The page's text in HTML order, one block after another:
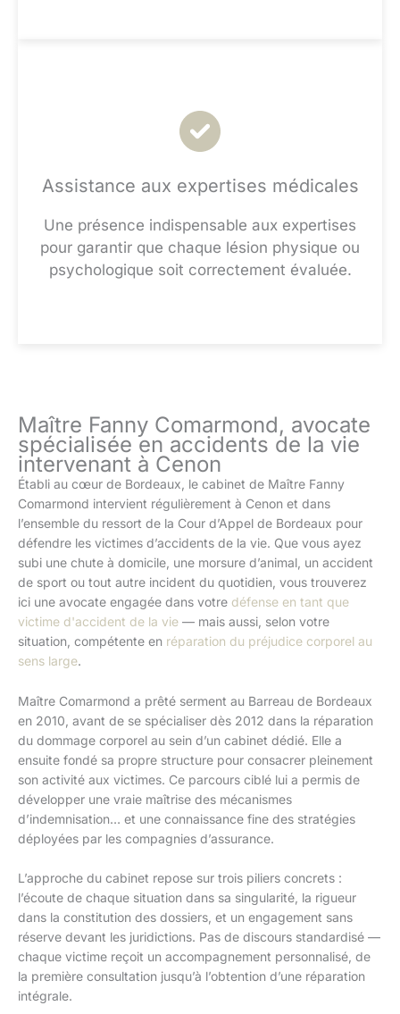
Assistance aux expertises médicales
Une présence indispensable aux expertises
pour garantir que chaque lésion physique ou
psychologique soit correctement évaluée.
Maître Fanny Comarmond, avocate
spécialisée en accidents de la vie
intervenant à Cenon
Établi au cœur de Bordeaux, le cabinet de Maître Fanny
Comarmond intervient régulièrement à Cenon et dans
l’ensemble du ressort de la Cour d’Appel de Bordeaux pour
défendre les victimes d’accidents de la vie. Que vous ayez
subi une chute à domicile, une morsure d’animal, un accident
de sport ou tout autre incident du quotidien, vous trouverez
ici une avocate engagée dans votre défense en tant que
victime d'accident de la vie — mais aussi, selon votre
situation, compétente en réparation du préjudice corporel au
sens large.
Maître Comarmond a prêté serment au Barreau de Bordeaux
en 2010, avant de se spécialiser dès 2012 dans la réparation
du dommage corporel au sein d’un cabinet dédié. Elle a
ensuite fondé sa propre structure pour consacrer pleinement
son activité aux victimes. Ce parcours ciblé lui a permis de
développer une vraie maîtrise des mécanismes
d’indemnisation… et une connaissance fine des stratégies
déployées par les compagnies d’assurance.
L’approche du cabinet repose sur trois piliers concrets :
l’écoute de chaque situation dans sa singularité, la rigueur
dans la constitution des dossiers, et un engagement sans
réserve devant les juridictions. Pas de discours standardisé —
chaque victime reçoit un accompagnement personnalisé, de
la première consultation jusqu’à l’obtention d’une réparation
intégrale.